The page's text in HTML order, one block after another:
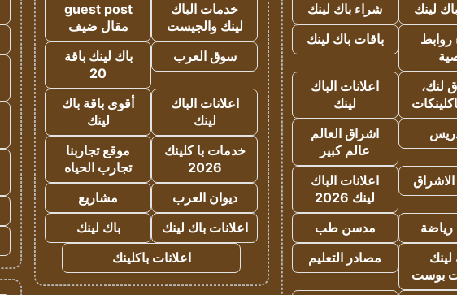
لينك
شراء باك لينك
روابط
باقات باك لينك
لنك،
اعلانات الباك
لينك
اشراق العالم
عالم كبير
اعلانات الباك
لينك 2026
رياضة
مدسن طب
لينك
بوست
مصادر التعليم
خدمات الباك
لينك والجيست
guest post
مقال ضيف
سوق العرب
باك لينك باقة
20
اعلانات الباك
لينك
أقوى باقة باك
لينك
خدمات با كلينك
2026
موقع تجاربنا
تجارب الحياه
ديوان العرب
مشاريع
اعلانات باك لينك
باك لينك
اعلانات باكلينك